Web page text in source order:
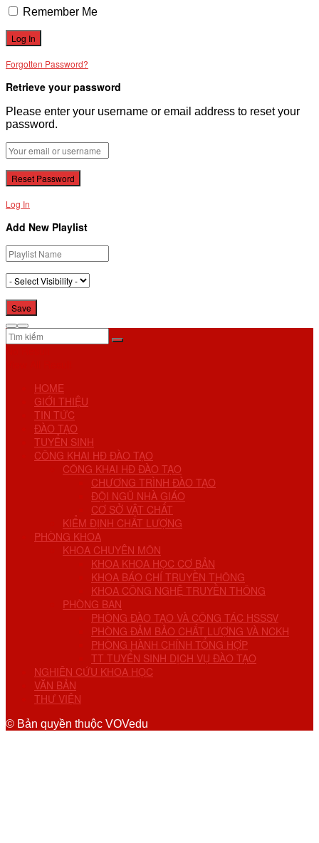
Remember Me
Forgotten Password?
Retrieve your password
Please enter your username or email address to reset your
password.
Log In
Add New Playlist
HOME
GIỚI THIỆU
TIN TỨC
ĐÀO TẠO
TUYỂN SINH
CÔNG KHAI HĐ ĐÀO TẠO
CÔNG KHAI HĐ ĐÀO TẠO
CHƯƠNG TRÌNH ĐÀO TẠO
ĐỘI NGŨ NHÀ GIÁO
CƠ SỞ VẬT CHẤT
KIỂM ĐỊNH CHẤT LƯỢNG
PHÒNG KHOA
KHOA CHUYÊN MÔN
KHOA KHOA HỌC CƠ BẢN
KHOA BÁO CHÍ TRUYỀN THÔNG
KHOA CÔNG NGHỆ TRUYỀN THÔNG
PHÒNG BAN
PHÒNG ĐÀO TẠO VÀ CÔNG TÁC HSSSV
PHÒNG ĐẢM BẢO CHẤT LƯỢNG VÀ NCKH
PHÒNG HÀNH CHÍNH TỔNG HỢP
TT TUYỂN SINH DỊCH VỤ ĐÀO TẠO
NGHIÊN CỨU KHOA HỌC
VĂN BẢN
THƯ VIỆN
© Bản quyền thuộc VOVedu